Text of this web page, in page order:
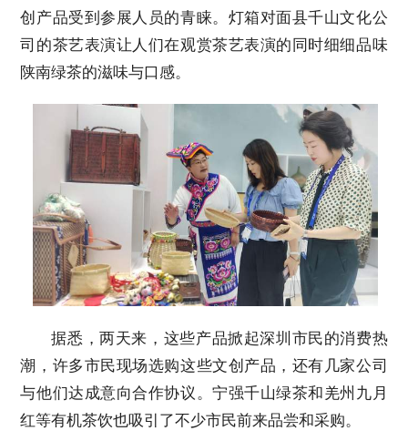
创产品受到参展人员的青睐。灯箱对面县千山文化公
司的茶艺表演让人们在观赏茶艺表演的同时细细品味
陕南绿茶的滋味与口感。
据悉，两天来，这些产品掀起深圳市民的消费热
潮，许多市民现场选购这些文创产品，还有几家公司
与他们达成意向合作协议。宁强千山绿茶和羌州九月
红等有机茶饮也吸引了不少市民前来品尝和采购。